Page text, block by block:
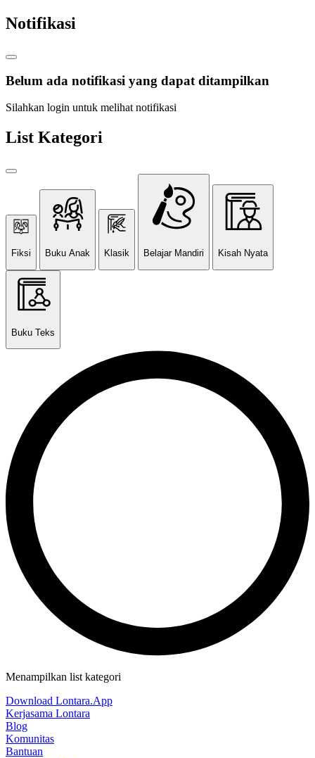
Notifikasi
Belum ada notifikasi yang dapat ditampilkan
Silahkan login untuk melihat notifikasi
List Kategori
Fiksi Buku Anak Klasik Belajar Mandiri Kisah Nyata
Buku Teks
Menampilkan list kategori
Download Lontara.App
Kerjasama Lontara
Blog
Komunitas
Bantuan